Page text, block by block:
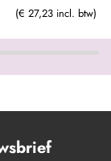
(€ 27,23 incl. btw)